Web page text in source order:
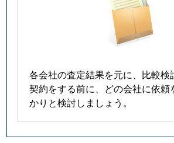
各会社の査定結果を元に、比較検
契約をする前に、どの会社に依頼
かりと検討しましょう。